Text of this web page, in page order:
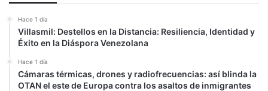
Hace 1 día
Villasmil: Destellos en la Distancia: Resiliencia, Identidad y
Éxito en la Diáspora Venezolana
Hace 1 día
Cámaras térmicas, drones y radiofrecuencias: así blinda la
OTAN el este de Europa contra los asaltos de inmigrantes